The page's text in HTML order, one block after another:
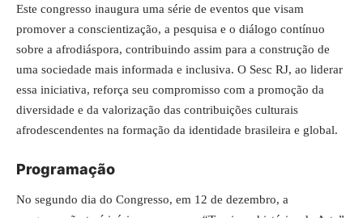
Este congresso inaugura uma série de eventos que visam
promover a conscientização, a pesquisa e o diálogo contínuo
sobre a afrodiáspora, contribuindo assim para a construção de
uma sociedade mais informada e inclusiva. O Sesc RJ, ao liderar
essa iniciativa, reforça seu compromisso com a promoção da
diversidade e da valorização das contribuições culturais
afrodescendentes na formação da identidade brasileira e global.
Programação
No segundo dia do Congresso, em 12 de dezembro, a